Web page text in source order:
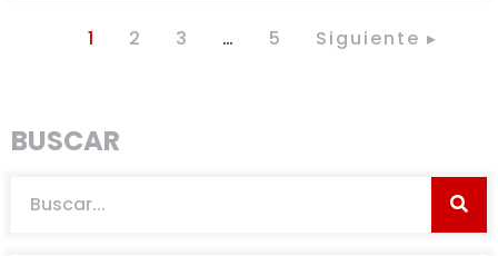
1 2 3 … 5 Siguiente ▸
BUSCAR